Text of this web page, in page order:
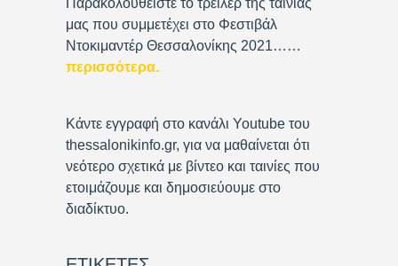
μας που συμμετέχει στο Φεστιβάλ
Ντοκιμαντέρ Θεσσαλονίκης 2021……
περισσότερα.
Κάντε εγγραφή στο κανάλι Youtube του
thessalonikinfo.gr, για να μαθαίνεται ότι
νεότερο σχετικά με βίντεο και ταινίες που
ετοιμάζουμε και δημοσιεύουμε στο
διαδίκτυο.